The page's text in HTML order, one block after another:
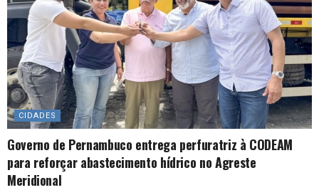
CIDADES
Governo de Pernambuco entrega perfuratriz à CODEAM
para reforçar abastecimento hídrico no Agreste
Meridional